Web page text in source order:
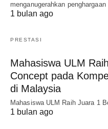
menganugerahkan
1 bulan ago
PRESTASI
Mahasiswa ULM
Concept pada
di Malaysia
Mahasiswa ULM Raih Juara 1
1 bulan ago